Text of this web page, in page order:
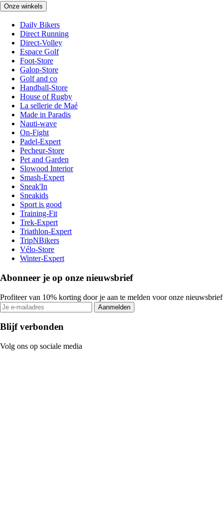
Onze winkels
Daily Bikers
Direct Running
Direct-Volley
Espace Golf
Foot-Store
Galop-Store
Golf and co
Handball-Store
House of Rugby
La sellerie de Maé
Made in Paradis
Nauti-wave
On-Fight
Padel-Expert
Pecheur-Store
Pet and Garden
Slowood Interior
Smash-Expert
Sneak'In
Sneakids
Sport is good
Training-Fit
Trek-Expert
Triathlon-Expert
TripNBikers
Vélo-Store
Winter-Expert
Abonneer je op onze nieuwsbrief
Profiteer van 10% korting door je aan te melden voor onze nieuwsbrief
Aanmelden
Blijf verbonden
Volg ons op sociale media